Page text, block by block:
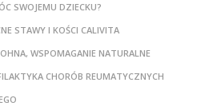
SWOJEMU DZIECKU?
STAWY I KOŚCI CALIVITA
WSPOMAGANIE NATURALNE
CHORÓB REUMATYCZNYCH